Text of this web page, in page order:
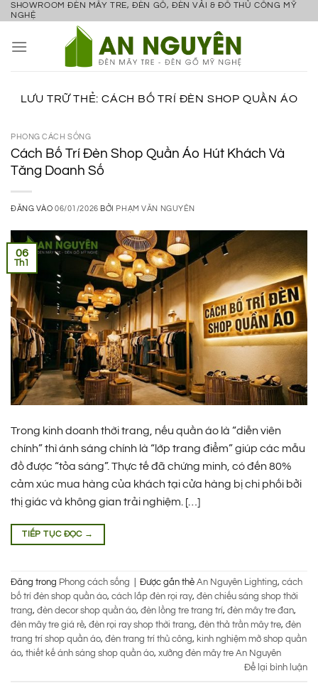
Bỏ
nội
SHOWROOM ĐÈN MÂY TRE, ĐÈN GỖ, ĐÈN VẢI & ĐỒ THỦ CÔNG MỸ
NGHỆ
LƯU TRỮ THẺ: CÁCH BỐ TRÍ ĐÈN SHOP QUẦN ÁO
PHONG CÁCH SỐNG
Cách Bố Trí Đèn Shop Quần Áo Hút Khách Và
Tăng Doanh Số
ĐĂNG VÀO06/01/2026 BỞI PHẠM VĂN NGUYÊN
06
Th1
Trong kinh doanh thời trang, nếu quần áo là “diễn viên
chính” thì ánh sáng chính là “lớp trang điểm” giúp các mẫu
đồ được “tỏa sáng”. Thực tế đã chứng minh, có đến 80%
cảm xúc mua hàng của khách tại cửa hàng bị chi phối bởi
thị giác và không gian trải nghiệm. […]
TIẾP TỤC ĐỌC →
Đăng trong Phong cách sống Được gắn thẻ An Nguyên Lighting, cách
bố trí đèn shop quần áo, cách lắp đèn rọi ray, đèn chiếu sáng shop thời
trang, đèn decor shop quần áo, đèn lồng tre trang trí, đèn mây tre đan,
đèn mây tre giá rẻ, đèn rọi ray shop thời trang, đèn thả trần mây tre, đèn
trang trí shop quần áo, đèn trang trí thủ công, kinh nghiệm mở shop quần
áo, thiết kế ánh sáng shop quần áo, xưởng đèn mây tre An Nguyên
Để lại bình luận